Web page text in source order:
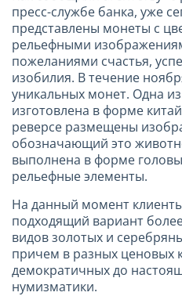
пресс-службе банка, уже
представлены монеты с
рельефными
пожеланиями счастья,
изобилия. В течение
уникальных монет. Одна
изготовлена в форме
реверсе размещены
обозначающий это
выполнена в форме
рельефные элементы.
На данный момент
подходящий вариант
видов золотых и
причем в разных ценовых
демократичных до
нумизматики.